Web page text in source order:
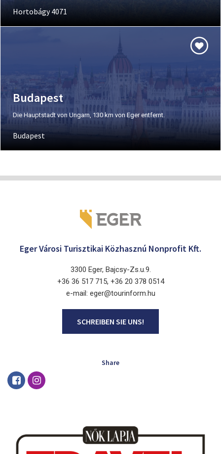
Hortobágy 4071
Budapest
Die Hauptstadt von Ungarn, 130 km von Eger entfernt.
Budapest
Eger Városi Turisztikai Közhasznú Nonprofit Kft.
3300 Eger, Bajcsy-Zs.u.9.
+36 36 517 715, +36 20 378 0514
e-mail: eger@tourinform.hu
SCHREIBEN SIE UNS!
Share